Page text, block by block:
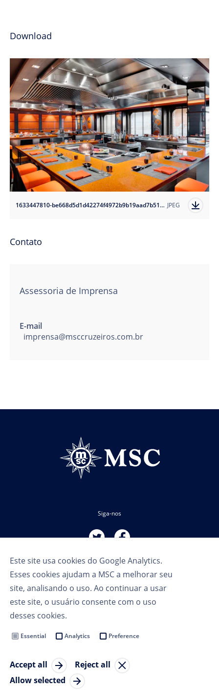
Este site usa cookies do Google Analytics.
Esses cookies ajudam a MSC a melhorar seu
site, analisando o uso. Ao continuar a usar
este site, o usuário consente com o uso
desses cookies.
Essential Analytics Preference
Accept all
Reject all
Allow selected
Download
1633447810-be668d5d1d42274f4972b9b19aad7b512?auto=format JPEG
Contato
Assessoria de Imprensa
E-mail
imprensa@msccruzeiros.com.br
Siga-nos
Cookie Settings
© Copyright 2023 MSC Cruises SA